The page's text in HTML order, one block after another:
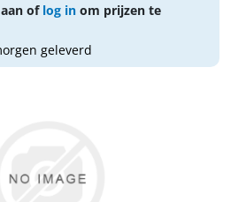
aan of log in om prijzen te
geleverd